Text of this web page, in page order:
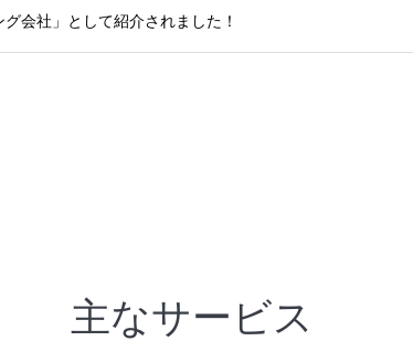
会社」として紹介されました！
主なサービス